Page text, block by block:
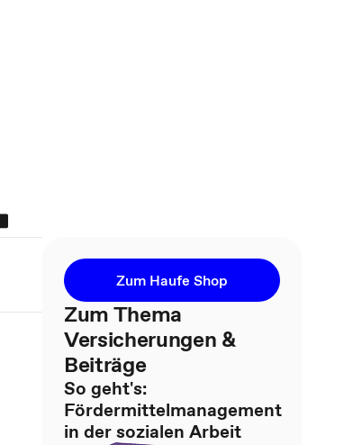
Zum Haufe Shop
Zum Thema
Versicherungen &
Beiträge
So geht's:
Fördermittelmanagement
in der sozialen Arbeit